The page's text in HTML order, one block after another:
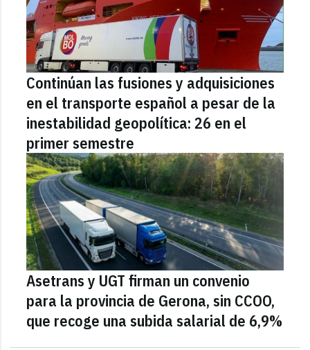
Continúan las fusiones y adquisiciones
en el transporte español a pesar de la
inestabilidad geopolítica: 26 en el
primer semestre
Asetrans y UGT firman un convenio
para la provincia de Gerona, sin CCOO,
que recoge una subida salarial de 6,9%